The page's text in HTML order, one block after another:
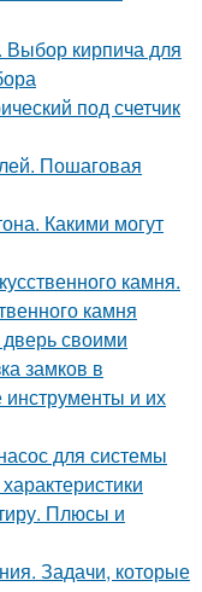
Выбор кирпича для
под счетчик
Пошаговая
Какими могут
камня.
камня
своими
замков в
и их
для системы
Плюсы и
Задачи, которые